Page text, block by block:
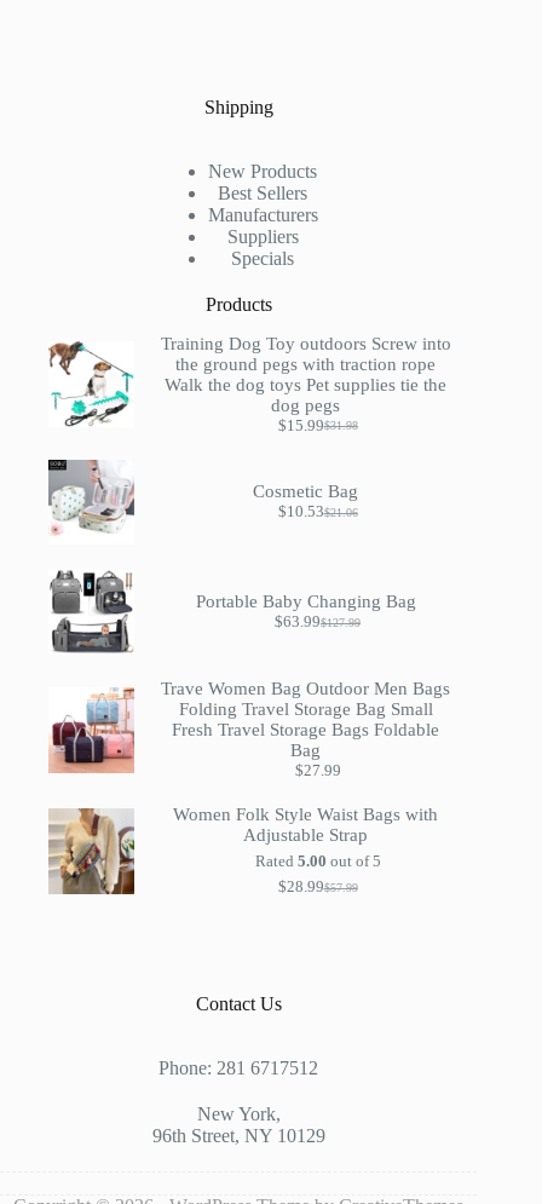
Shipping
New Products
Best Sellers
Manufacturers
Suppliers
Specials
Products
Training Dog Toy outdoors Screw into
the ground pegs with traction rope
Walk the dog toys Pet supplies tie the
dog pegs
$31.98
Original
$31.98.
$15.99Current
$15.99.
Cosmetic Bag
$21.06
Original
$10.53Current
Portable Baby Changing Bag
$127.99
Original
$127.99.
$63.99Current
$63.99.
Trave Women Bag Outdoor Men Bags
Folding Travel Storage Bag Small
Fresh Travel Storage Bags Foldable
Bag
$27.99
Women Folk Style Waist Bags with
Adjustable Strap
Rated 5.00 out of 5
$57.99
Original
$28.99Current
Contact Us
Phone: 281 6717512
New York,
96th Street, NY 10129